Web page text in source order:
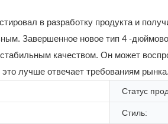
в разработку продукта и
Завершенное новое тип 4 -
качеством. Он может
лучше отвечает требованиям рынка.
Статус
Стиль: